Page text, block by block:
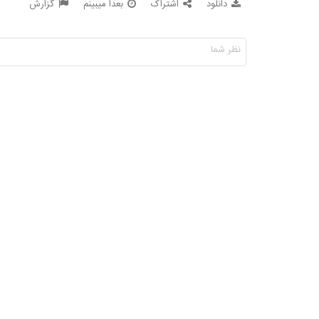
دانلود اشتراک بعدا میبینم گزارش